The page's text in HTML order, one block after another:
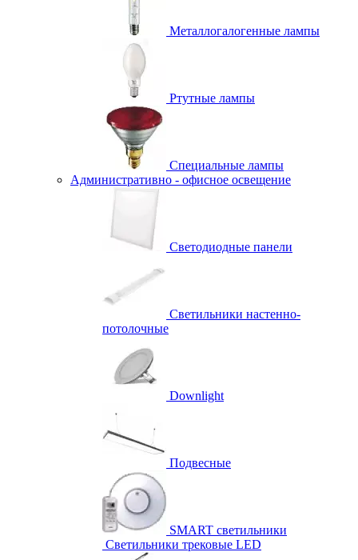
Металлогалогенные лампы
Ртутные лампы
Специальные лампы
Административно - офисное освещение
Светодиодные панели
Светильники настенно-
потолочные
Downlight
Подвесные
SMART светильники
Светильники трековые LED